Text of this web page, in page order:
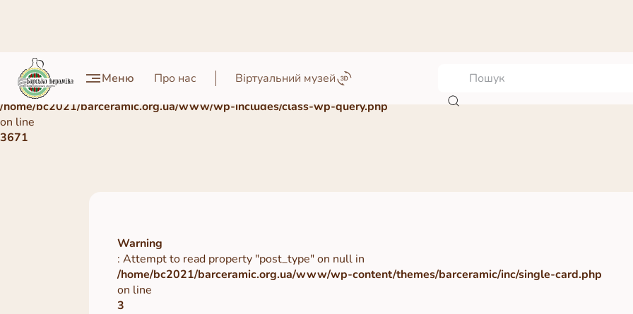
Меню Про нас Віртуальний музей
Warning
: Undefined array key 0 in
/home/bc2021/barceramic.org.ua/www/wp-includes/class-wp-query.php
on line
3671
Warning
: Attempt to read property "post_type" on null in
/home/bc2021/barceramic.org.ua/www/wp-content/themes/barceramic/inc/single-card.php
on line
3